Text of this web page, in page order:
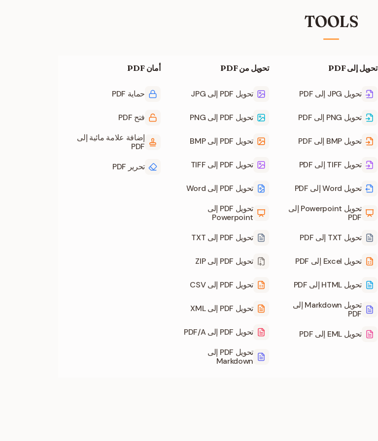
TOOLS
تحويل إلى PDF
تحويل JPG إلى PDF
تحويل PNG إلى PDF
تحويل BMP إلى PDF
تحويل TIFF إلى PDF
تحويل Word إلى PDF
تحويل Powerpoint إلى
PDF
تحويل TXT إلى PDF
تحويل Excel إلى PDF
تحويل HTML إلى PDF
تحويل Markdown إلى
PDF
تحويل EML إلى PDF
تحويل من PDF
تحويل PDF إلى JPG
تحويل PDF إلى PNG
تحويل PDF إلى BMP
تحويل PDF إلى TIFF
تحويل PDF إلى Word
تحويل PDF إلى
Powerpoint
تحويل PDF إلى TXT
تحويل PDF إلى ZIP
تحويل PDF إلى CSV
تحويل PDF إلى XML
تحويل PDF إلى PDF/A
تحويل PDF إلى
Markdown
أمان PDF
حماية PDF
فتح PDF
إضافة علامة مائية إلى
PDF
تحرير PDF